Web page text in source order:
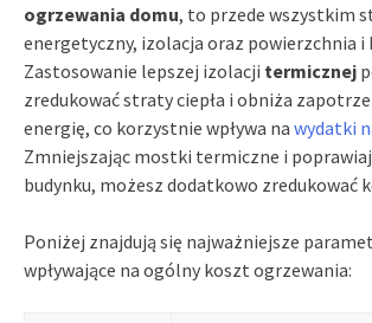
ogrzewania domu, to przede wszystkim
energetyczny, izolacja oraz powierzchnia i
Zastosowanie lepszej izolacji termicznej
zredukować straty ciepła i obniża
energię, co korzystnie wpływa na wydatki
Zmniejszając mostki termiczne i
budynku, możesz dodatkowo zredukować
Poniżej znajdują się najważniejsze
wpływające na ogólny koszt ogrzewania: